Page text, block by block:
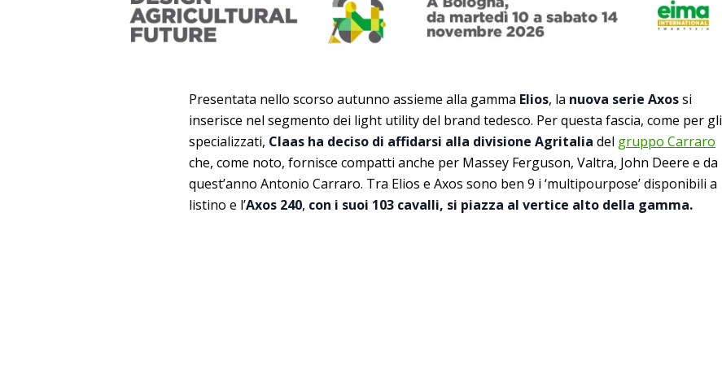
Presentata nello scorso autunno assieme alla gamma Elios, la nuova serie Axossi
inserisce nel segmento dei light utility del brand tedesco. Per questa fascia, come per gli
specializzati, Claas ha deciso di affidarsi alla divisione Agritalia del gruppo Carraro
che, come noto, fornisce compatti anche per Massey Ferguson, Valtra, John Deere e da
quest’anno Antonio Carraro. Tra Elios e Axos sono ben 9 i ‘multipourpose’ disponibili a
listino e l’Axos 240, con i suoi 103 cavalli, si piazza al vertice alto della gamma.